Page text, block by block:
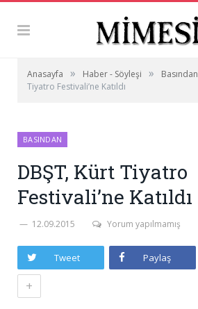
Anasayfa » Haber - Söyleşi » Basından
Tiyatro Festivali’ne Katıldı
BASINDAN
DBŞT, Kürt Tiyatro
Festivali’ne Katıldı
12.09.2015 Yorum yapılmamış
Tweet Paylaş
+